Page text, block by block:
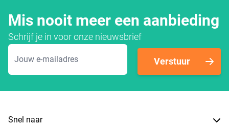
Mis nooit meer een aanbieding
Schrijf je in voor onze nieuwsbrief
E-mailadres
Verstuur
Snel naar